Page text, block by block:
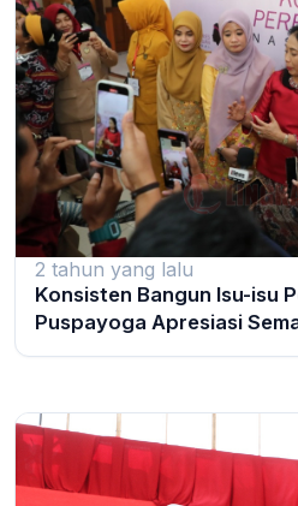
2 tahun yang lalu
Konsisten Bangun Isu-isu
Puspayoga Apresiasi